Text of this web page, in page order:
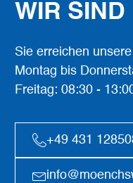
WIR
Sie erreichen
Montag bis
Freitag: 08:30 -
+49 431